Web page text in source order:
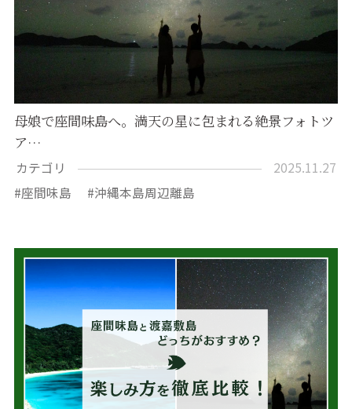
母娘で座間味島へ。満天の星に包まれる絶景フォトツ
ア…
カテゴリ
2025.11.27
座間味島
沖縄本島周辺離島